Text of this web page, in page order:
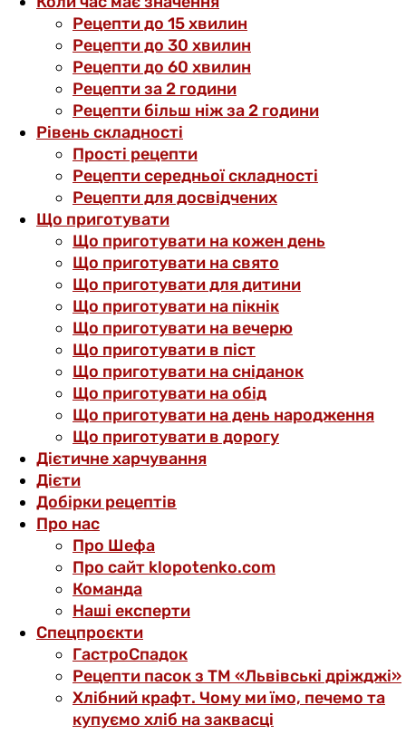
Рецепти до 15 хвилин
Рецепти до 30 хвилин
Рецепти до 60 хвилин
Рецепти за 2 години
Рецепти більш ніж за 2 години
Рівень складності
Прості рецепти
Рецепти середньої складності
Рецепти для досвідчених
Що приготувати
Що приготувати на кожен день
Що приготувати на свято
Що приготувати для дитини
Що приготувати на пікнік
Що приготувати на вечерю
Що приготувати в піст
Що приготувати на сніданок
Що приготувати на обід
Що приготувати на день народження
Що приготувати в дорогу
Дієтичне харчування
Дієти
Добірки рецептів
Про нас
Про Шефа
Про сайт klopotenko.com
Команда
Наші експерти
Спецпроєкти
ГастроСпадок
Рецепти пасок з ТМ «Львівські дріжджі»
Хлібний крафт. Чому ми їмо, печемо та
купуємо хліб на заквасці